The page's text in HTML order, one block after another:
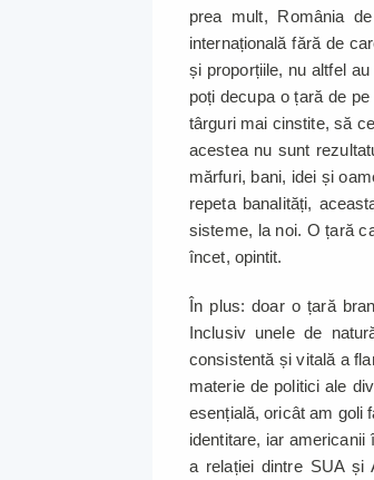
prea mult, România
internațională fără de
și proporțiile, nu altfel
poți decupa o țară de
târguri mai cinstite, să
acestea nu sunt
mărfuri, bani, idei și
repeta banalități,
sisteme, la noi. O țară
încet, opintit.
În plus: doar o țară
Inclusiv unele de
consistentă și vitală a
materie de politici ale
esențială, oricât am goli
identitare, iar
a relației dintre SUA și